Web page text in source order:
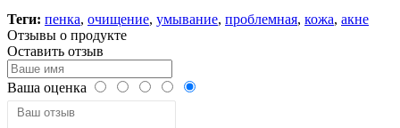
Теги: пенка, очищение, умывание, проблемная, кожа, акне
Отзывы о продукте
Оставить отзыв
Ваша оценка